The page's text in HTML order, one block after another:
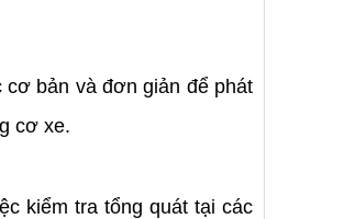
cơ bản và đơn giản để phát
cơ xe.
kiểm tra tổng quát tại các